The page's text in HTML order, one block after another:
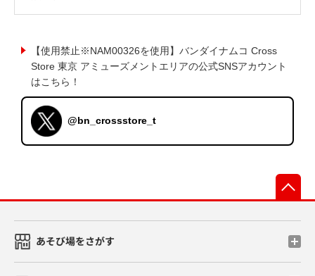
【使用禁止※NAM00326を使用】バンダイナムコ Cross
Store 東京 アミューズメントエリアの公式SNSアカウント
はこちら！
@bn_crossstore_t
あそび場をさがす